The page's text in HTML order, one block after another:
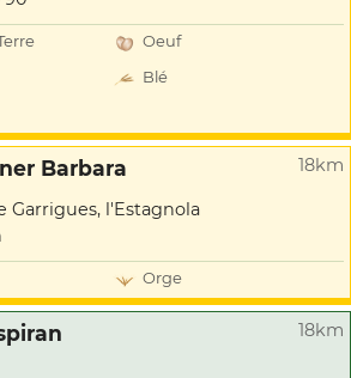
Oeuf
Blé
Barbara 18km
Garrigues, l'Estagnola
Orge
18km